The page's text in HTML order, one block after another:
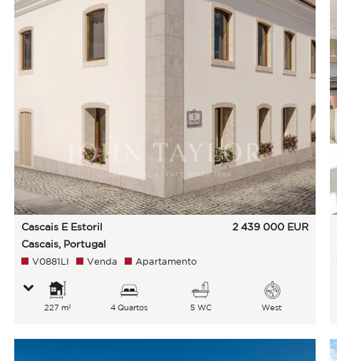
Cascais E Estoril
Cascais, Portugal
2 439 000 EUR
V0881LI Venda Apartamento
227 m² 4 Quartos 5 WC West